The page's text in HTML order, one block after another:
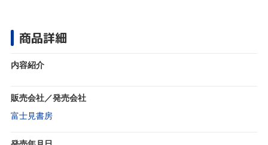
商品詳細
内容紹介
販売会社／発売会社
富士見書房